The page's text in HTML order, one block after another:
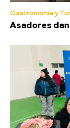
Gastronomía y
Asadores dan